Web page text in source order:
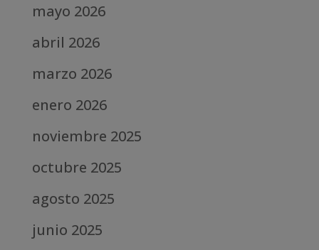
mayo 2026
abril 2026
marzo 2026
enero 2026
noviembre 2025
octubre 2025
agosto 2025
junio 2025